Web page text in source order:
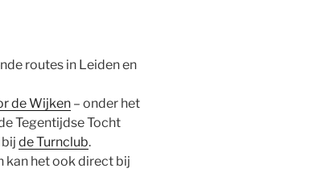
routes in Leiden en
de Wijken– onder het
Tegentijdse Tocht
de Turnclub.
kan het ook direct bij